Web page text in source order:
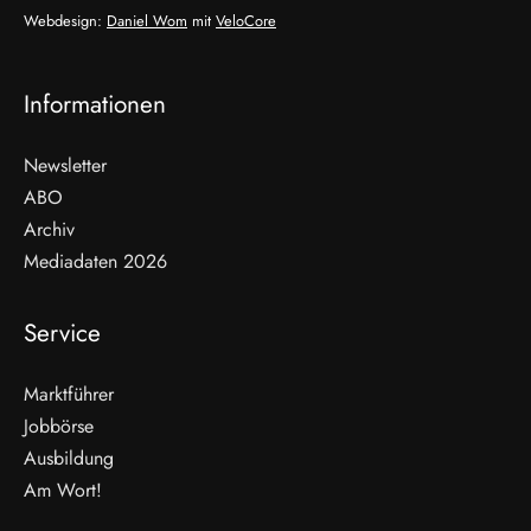
Webdesign: Daniel Wom mit VeloCore
Informationen
Newsletter
ABO
Archiv
Mediadaten 2026
Service
Marktführer
Jobbörse
Ausbildung
Am Wort!